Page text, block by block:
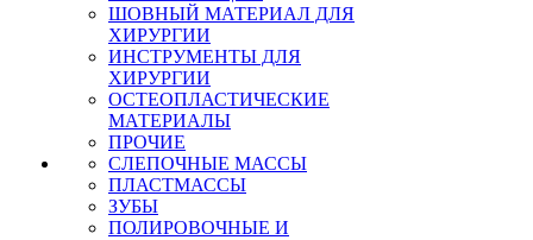
ШОВНЫЙ МАТЕРИАЛ ДЛЯ
ХИРУРГИИ
ИНСТРУМЕНТЫ ДЛЯ
ХИРУРГИИ
ОСТЕОПЛАСТИЧЕСКИЕ
МАТЕРИАЛЫ
ПРОЧИЕ
СЛЕПОЧНЫЕ МАССЫ
ПЛАСТМАССЫ
ЗУБЫ
ПОЛИРОВОЧНЫЕ И